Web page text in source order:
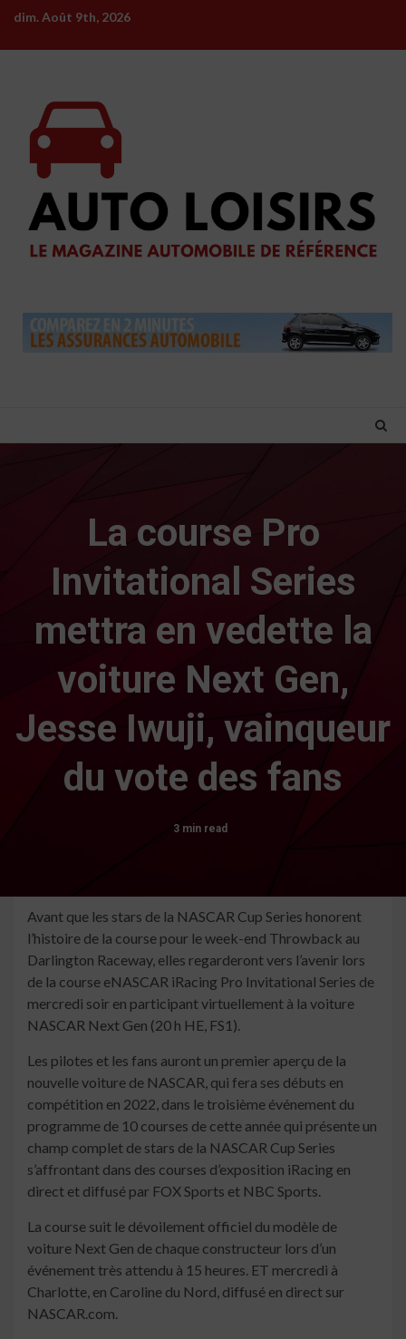
Skip
content
dim. Août 9th, 2026
La course Pro
Invitational Series
mettra en vedette la
voiture Next Gen,
Jesse Iwuji, vainqueur
du vote des fans
3 min read
Avant que les stars de la NASCAR Cup Series honorent
l’histoire de la course pour le week-end Throwback au
Darlington Raceway, elles regarderont vers l’avenir lors
de la course eNASCAR iRacing Pro Invitational Series de
mercredi soir en participant virtuellement à la voiture
NASCAR Next Gen (20 h HE, FS1).
Les pilotes et les fans auront un premier aperçu de la
nouvelle voiture de NASCAR, qui fera ses débuts en
compétition en 2022, dans le troisième événement du
programme de 10 courses de cette année qui présente un
champ complet de stars de la NASCAR Cup Series
s’affrontant dans des courses d’exposition iRacing en
direct et diffusé par FOX Sports et NBC Sports.
La course suit le dévoilement officiel du modèle de
voiture Next Gen de chaque constructeur lors d’un
événement très attendu à 15 heures. ET mercredi à
Charlotte, en Caroline du Nord, diffusé en direct sur
NASCAR.com.